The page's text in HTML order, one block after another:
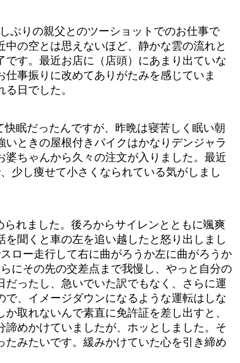
ぶりの親父とのツーショットでのお仕事で
の空とは思えないほど、静かな雲の流れと
す。最近お店に（店頭）にあまり出ていな
事振りに改めてありがたみを感じていま
日でした。
眠だったんですが、昨晩は寝苦しく眠い朝
ときの屋根付きバイクはかなりデンジャラ
ちゃんから久々の注文が入りました。最近
少し痩せて小さくなられている気がしまし
れました。後ろからサイレンとともに颯爽
聞くと車の左を追い越したと怒り出しまし
ロー走行して右に曲がろうか左に曲がろうか
にその先の交差点まで我慢し、やっと自分の
ったし、急いでいた訳でもなく、さらに運
、イメージダウンになるような運転はしな
取れないんで素直に免許証を差し出すと、
めかけていましたが、ホッとしました。そ
みたいです。緩みかけていた心を引き締め